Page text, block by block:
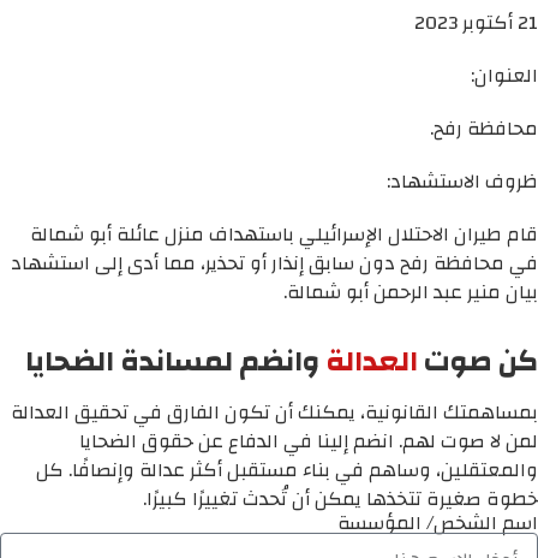
21 أكتوبر 2023
العنوان:
محافظة رفح.
ظروف الاستشهاد:
قام طيران الاحتلال الإسرائيلي باستهداف منزل عائلة أبو شمالة
في محافظة رفح دون سابق إنذار أو تحذير، مما أدى إلى استشهاد
بيان منير عبد الرحمن أبو شمالة.
كن صوتالعدالةوانضم لمساندة الضحايا
بمساهمتك القانونية، يمكنك أن تكون الفارق في تحقيق العدالة
لمن لا صوت لهم. انضم إلينا في الدفاع عن حقوق الضحايا
والمعتقلين، وساهم في بناء مستقبل أكثر عدالة وإنصافًا. كل
خطوة صغيرة تتخذها يمكن أن تُحدث تغييرًا كبيرًا.
اسم الشخص/ المؤسسة